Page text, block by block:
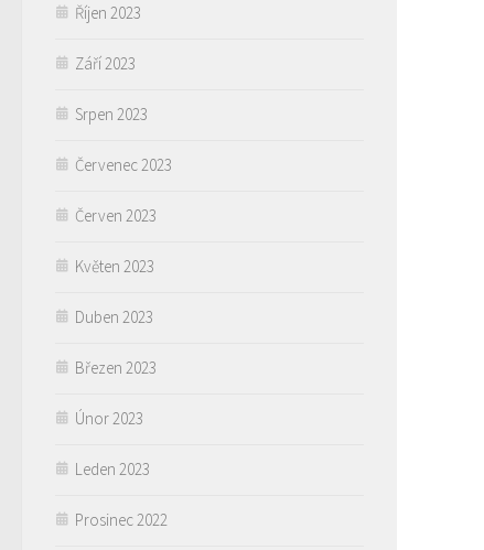
Říjen 2023
Září 2023
Srpen 2023
Červenec 2023
Červen 2023
Květen 2023
Duben 2023
Březen 2023
Únor 2023
Leden 2023
Prosinec 2022